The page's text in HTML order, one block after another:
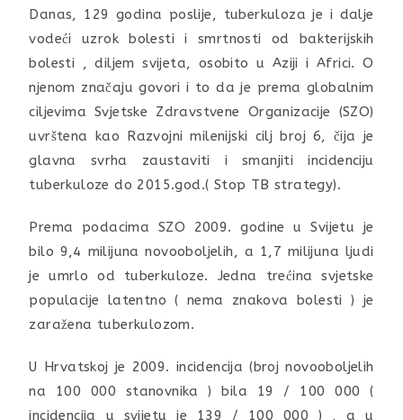
Danas, 129 godina poslije, tuberkuloza je i dalje
vodeći uzrok bolesti i smrtnosti od bakterijskih
bolesti , diljem svijeta, osobito u Aziji i Africi. O
njenom značaju govori i to da je prema globalnim
ciljevima Svjetske Zdravstvene Organizacije (SZO)
uvrštena kao Razvojni milenijski cilj broj 6, čija je
glavna svrha zaustaviti i smanjiti incidenciju
tuberkuloze do 2015.god.( Stop TB strategy).
Prema podacima SZO 2009. godine u Svijetu je
bilo 9,4 milijuna novooboljelih, a 1,7 milijuna ljudi
je umrlo od tuberkuloze. Jedna trećina svjetske
populacije latentno ( nema znakova bolesti ) je
zaražena tuberkulozom.
U Hrvatskoj je 2009. incidencija (broj novooboljelih
na 100 000 stanovnika ) bila 19 / 100 000 (
incidencija u svijetu je 139 / 100 000 ) , a u